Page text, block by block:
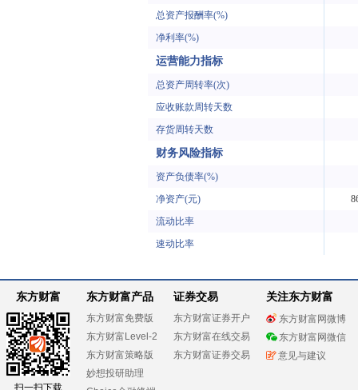
总资产报酬率(%)
净利率(%)
运营能力指标
总资产周转率(次)
应收账款周转天数
存货周转天数
财务风险指标
资产负债率(%)
净资产(元)
流动比率
速动比率
东方财富 东方财富产品
东方财富免费版
东方财富Level-2
东方财富策略版
妙想投研助理
证券交易
东方财富证券开户
东方财富在线交易
东方财富证券交易
关注东方财富
东方财富网微博
东方财富网微信
意见与建议